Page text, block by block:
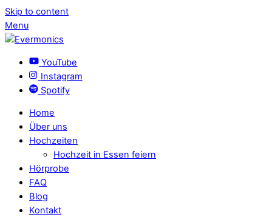
Skip to content
Menu
YouTube
Instagram
Spotify
Home
Über uns
Hochzeiten
Hochzeit in Essen feiern
Hörprobe
FAQ
Blog
Kontakt